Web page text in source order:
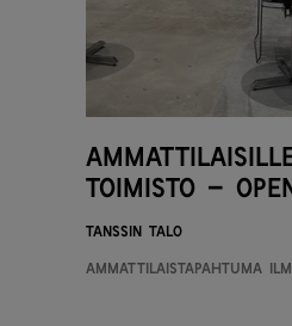
toimisto –
Tanssin talo
Ammattilaistapahtuma